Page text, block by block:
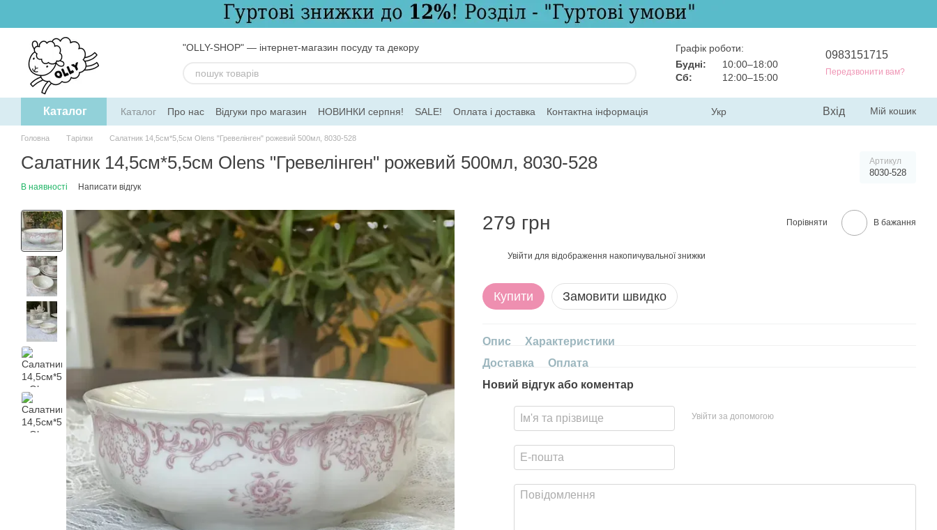
"OLLY-SHOP" — інтернет-магазин посуду та декору
Графік роботи:
Будні:
10:00–18:00
Сб:
12:00–15:00
0983151715
Передзвонити вам?
Каталог Каталог Про нас Відгуки про магазин НОВИНКИ серпня! SALE! Оплата і доставка
Контактна інформація
Обмін та повернення
Угода користувача Договір ПО Для гуртових замовлень
Укр Вхід Мій кошик
Головна Тарілки Салатник 14,5см*5,5см Olens "Гревелінген" рожевий 500мл, 8030-528
Салатник 14,5см*5,5см Olens "Гревелінген" рожевий 500мл, 8030-528 Артикул
8030-528
В наявності Написати відгук
279 грн Порівняти В бажання
Увійти для відображення накопичувальної знижки
Купити Замовити швидко
Опис
Характеристики
Доставка
Оплата
Новий відгук або коментар
Увійти за допомогою